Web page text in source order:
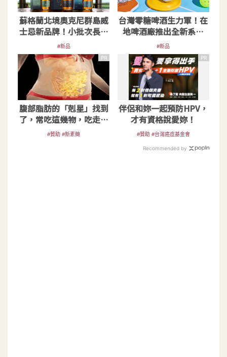
蘇格蘭北境奧克尼群島威
士忌新品牌！小批次長時
間發酵釀入海島果香
#新品
台灣零糖啤酒生力軍！在
地啤酒廠推出全新系列
——樂啤
#新品
PR
腹部脂肪的「剋星」找到
了，常吃這幾物，吃走大
肚囊，瘦出小蠻腰
#贊助 #新素簡
PR
伴侶和妳一起預防HPV，
才有資格說愛妳！
#贊助 #台灣癌症基金會
Recommended by